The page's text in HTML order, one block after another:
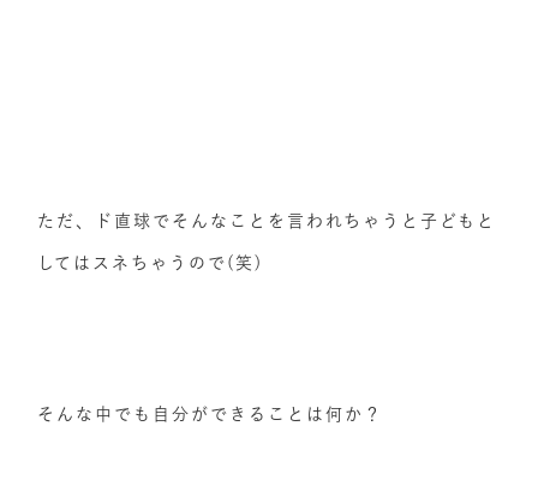
ただ、ド直球でそんなことを言われちゃうと子どもと
してはスネちゃうので(笑)
そんな中でも自分ができることは何か？